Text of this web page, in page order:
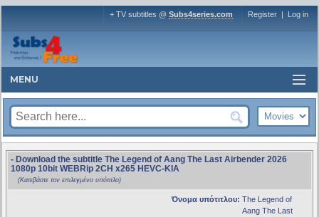
+ TV subtitles @ Subs4series.com Register | Log in
MENU
- Download the subtitle The Legend of Aang The Last Airbender 2026
1080p 10bit WEBRip 2CH x265 HEVC-KIA
(Κατεβάστε τον επιλεγμένο υπότιτλο)
Όνομα υπότιτλου: The Legend of
Aang The Last